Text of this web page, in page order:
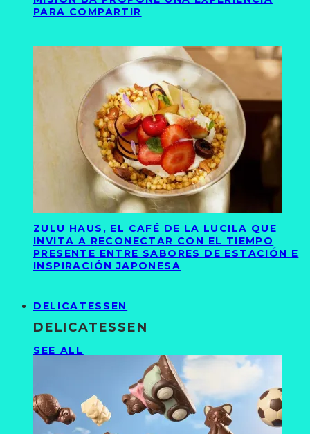
PARA COMPARTIR
ZULU HAUS, EL CAFÉ DE LA LUCILA QUE
INVITA A RECONECTAR CON EL TIEMPO
PRESENTE ENTRE SABORES DE ESTACIÓN E
INSPIRACIÓN JAPONESA
DELICATESSEN
DELICATESSEN
SEE ALL